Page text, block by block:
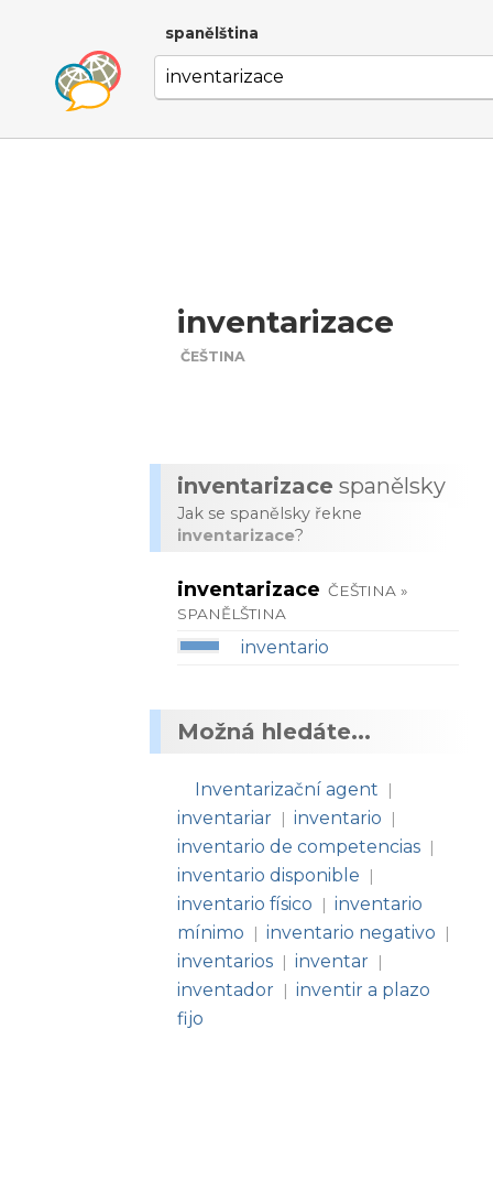
spanělština
inventarizace
ČEŠTINA
inventarizace spanělsky
Jak se spanělsky řekne
inventarizace?
inventarizace ČEŠTINA »
SPANĚLŠTINA
inventario
Možná hledáte...
Inventarizační agent |
inventariar | inventario |
inventario de competencias |
inventario disponible |
inventario físico | inventario
mínimo
| inventario negativo |
inventarios | inventar |
inventador | inventir a plazo
fijo